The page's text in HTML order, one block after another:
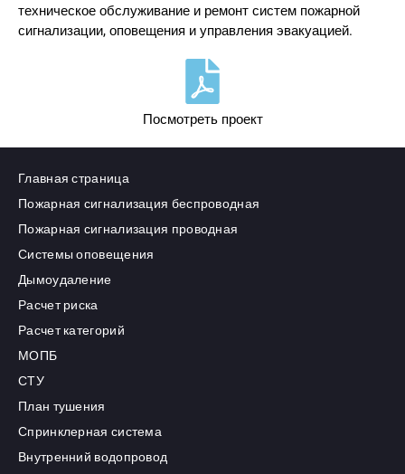
Посмотреть проект
техническое обслуживание и ремонт систем пожарной
сигнализации, оповещения и управления эвакуацией.
Главная страница
Пожарная сигнализация беспроводная
Пожарная сигнализация проводная
Системы оповещения
Дымоудаление
Расчет риска
Расчет категорий
МОПБ
СТУ
План тушения
Спринклерная система
Внутренний водопровод